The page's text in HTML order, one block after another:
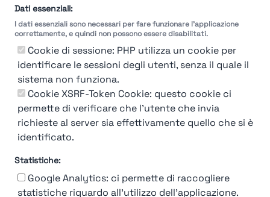
Dati essenziali:
I dati essenziali sono necessari per fare funzionare l'applicazione
correttamente, e quindi non possono essere disabilitati.
Cookie di sessione: PHP utilizza un cookie per
identificare le sessioni degli utenti, senza il quale il
sistema non funziona.
Cookie XSRF-Token Cookie: questo cookie ci
permette di verificare che l'utente che invia
richieste al server sia effettivamente quello che si è
identificato.
Statistiche:
Google Analytics: ci permette di raccogliere
statistiche riguardo all'utilizzo dell'applicazione.